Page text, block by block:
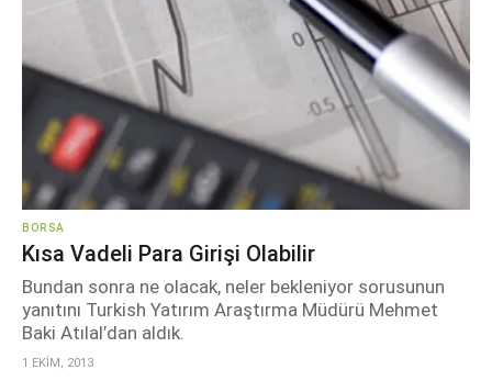
BORSA
Kısa Vadeli Para Girişi Olabilir
Bundan sonra ne olacak, neler bekleniyor sorusunun
yanıtını Turkish Yatırım Araştırma Müdürü Mehmet
Baki Atılal’dan aldık.
1 EKİM, 2013